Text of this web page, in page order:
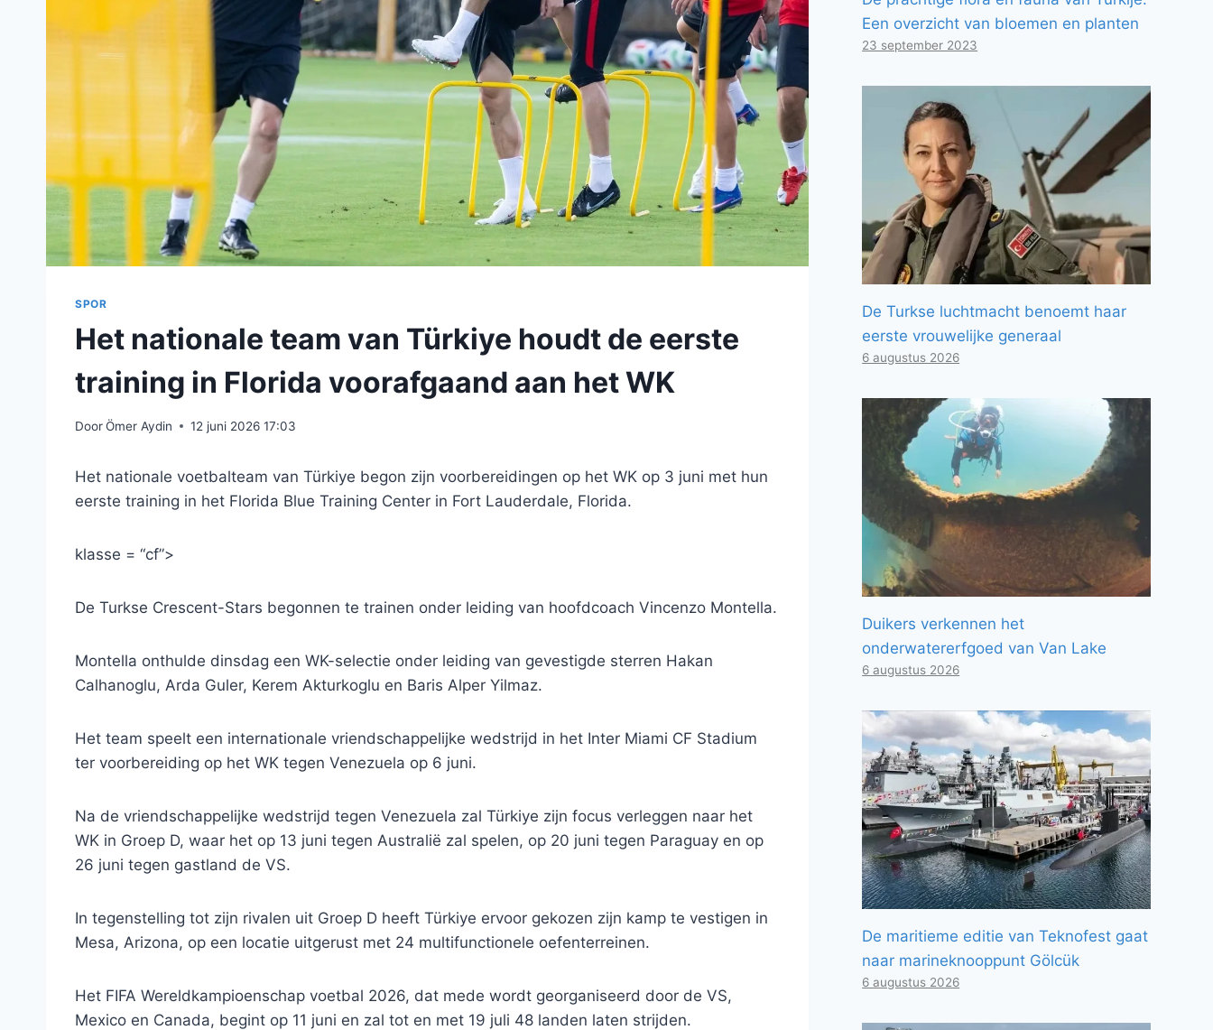
SPOR
Het nationale team van Türkiye houdt de eerste
training in Florida voorafgaand aan het WK
DoorÖmer Aydin 12 juni 2026 17:03
Het nationale voetbalteam van Türkiye begon zijn voorbereidingen op het WK op 3 juni met hun
eerste training in het Florida Blue Training Center in Fort Lauderdale, Florida.
klasse = “cf”>
De Turkse Crescent-Stars begonnen te trainen onder leiding van hoofdcoach Vincenzo Montella.
Montella onthulde dinsdag een WK-selectie onder leiding van gevestigde sterren Hakan
Calhanoglu, Arda Guler, Kerem Akturkoglu en Baris Alper Yilmaz.
Het team speelt een internationale vriendschappelijke wedstrijd in het Inter Miami CF Stadium
ter voorbereiding op het WK tegen Venezuela op 6 juni.
Na de vriendschappelijke wedstrijd tegen Venezuela zal Türkiye zijn focus verleggen naar het
WK in Groep D, waar het op 13 juni tegen Australië zal spelen, op 20 juni tegen Paraguay en op
26 juni tegen gastland de VS.
In tegenstelling tot zijn rivalen uit Groep D heeft Türkiye ervoor gekozen zijn kamp te vestigen in
Mesa, Arizona, op een locatie uitgerust met 24 multifunctionele oefenterreinen.
Het FIFA Wereldkampioenschap voetbal 2026, dat mede wordt georganiseerd door de VS,
Mexico en Canada, begint op 11 juni en zal tot en met 19 juli 48 landen laten strijden.
Een overzicht van bloemen en planten
23 september 2023
De Turkse luchtmacht benoemt haar
eerste vrouwelijke generaal
6 augustus 2026
Duikers verkennen het
onderwatererfgoed van Van Lake
6 augustus 2026
De maritieme editie van Teknofest gaat
naar marineknooppunt Gölcük
6 augustus 2026